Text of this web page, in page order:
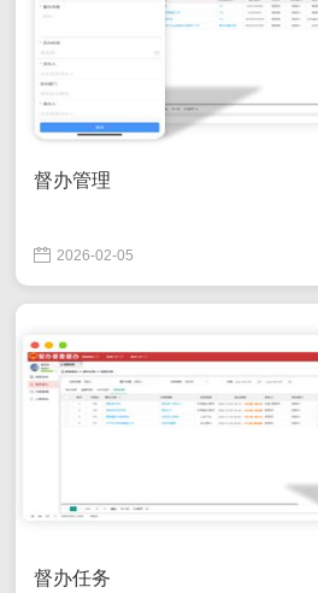
督办管理
2026-02-05
督办任务